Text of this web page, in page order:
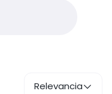
Relevancia